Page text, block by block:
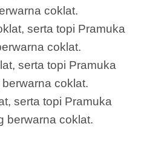
coklat.
serta topi Pramuka
coklat.
serta topi Pramuka
coklat.
serta topi Pramuka
berwarna coklat.